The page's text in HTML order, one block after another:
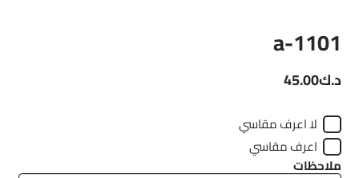
a-1101
د.ك45.00
لا اعرف مقاسي
اعرف مقاسي
ملاحظات